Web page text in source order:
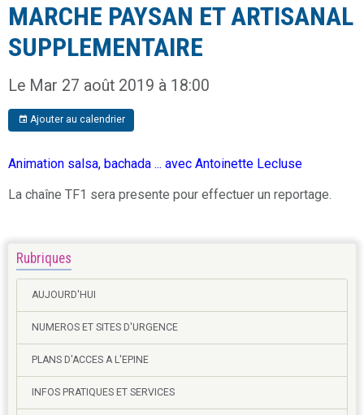
MARCHE PAYSAN ET ARTISANAL
SUPPLEMENTAIRE
Le Mar 27 août 2019 à 18:00
Ajouter au calendrier
Animation salsa, bachada ... avec Antoinette Lecluse
La chaîne TF1 sera presente pour effectuer un reportage.
Rubriques
AUJOURD'HUI
NUMEROS ET SITES D'URGENCE
PLANS D'ACCES A L'EPINE
INFOS PRATIQUES ET SERVICES